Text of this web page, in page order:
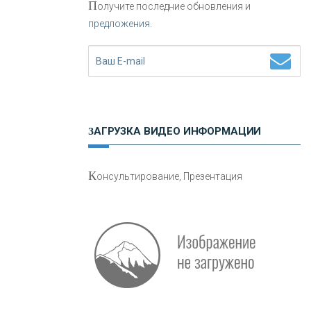
Нетворкинг для предпринимателей
авто
Получите последние обновления и
предложения.
ЗАГРУЗКА ВИДЕО ИНФОРМАЦИИ
Консультирование, Презентация